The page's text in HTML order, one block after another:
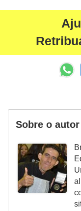
Sobre o autor